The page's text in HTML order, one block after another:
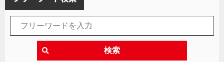
検索